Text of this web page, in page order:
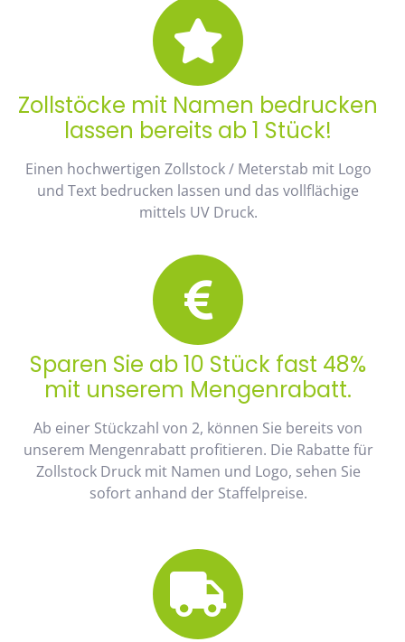
Zollstöcke mit Namen bedrucken
lassen bereits ab 1 Stück!
Einen hochwertigen Zollstock / Meterstab mit Logo
und Text bedrucken lassen und das vollflächige
mittels UV Druck.
Sparen Sie ab 10 Stück fast 48%
mit unserem Mengenrabatt.
Ab einer Stückzahl von 2, können Sie bereits von
unserem Mengenrabatt profitieren. Die Rabatte für
Zollstock Druck mit Namen und Logo, sehen Sie
sofort anhand der Staffelpreise.